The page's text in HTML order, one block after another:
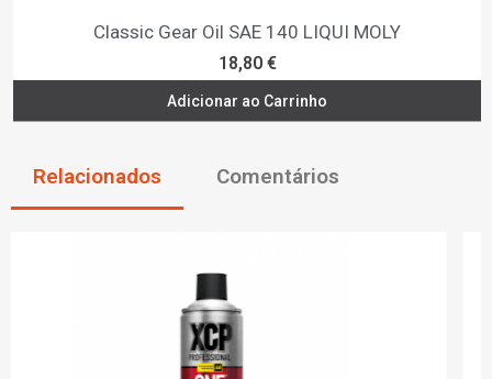
Classic Gear Oil SAE 140 LIQUI MOLY
18,80 €
Adicionar ao Carrinho
Relacionados Comentários